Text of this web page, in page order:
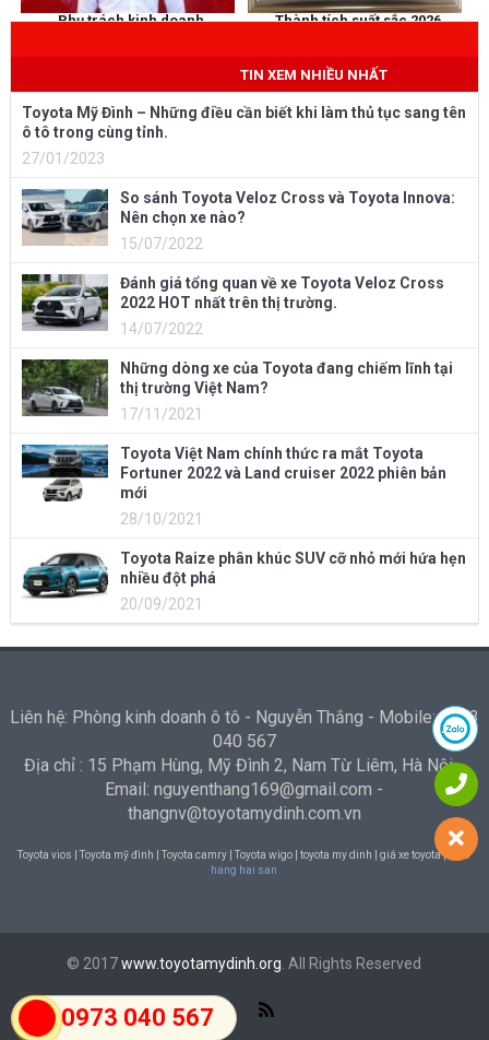
0973 040 567
Phụ trách kinh doanh Thành tích suất sắc 2026
TIN XEM NHIỀU NHẤT
Toyota Mỹ Đình – Những điều cần biết khi làm thủ tục sang tên
ô tô trong cùng tỉnh.
27/01/2023
So sánh Toyota Veloz Cross và Toyota Innova:
Nên chọn xe nào?
15/07/2022
Đánh giá tổng quan về xe Toyota Veloz Cross
2022 HOT nhất trên thị trường.
14/07/2022
Những dòng xe của Toyota đang chiếm lĩnh tại
thị trường Việt Nam?
17/11/2021
Toyota Việt Nam chính thức ra mắt Toyota
Fortuner 2022 và Land cruiser 2022 phiên bản
mới
28/10/2021
Toyota Raize phân khúc SUV cỡ nhỏ mới hứa hẹn
nhiều đột phá
20/09/2021
Liên hệ: Phòng kinh doanh ô tô - Nguyễn Thắng - Mobile: 0973
040 567
Địa chỉ : 15 Phạm Hùng, Mỹ Đình 2, Nam Từ Liêm, Hà Nội -
Email: nguyenthang169@gmail.com -
thangnv@toyotamydinh.com.vn
Toyota vios | Toyota mỹ đình | Toyota camry | Toyota wigo | toyota my dinh | giá xe toyota |
Nha
hang hai san
© 2017www.toyotamydinh.org . All Rights Reserved